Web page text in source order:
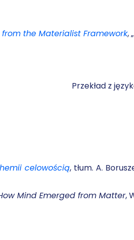
the Materialist Framework,
Przekład z
celowością, tłum. A.
Mind Emerged from Matter,